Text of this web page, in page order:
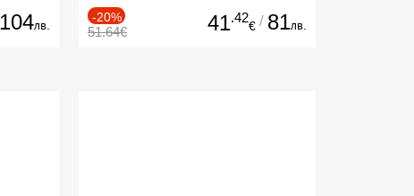
104лв.
-20%
51.64€ 41.42
€ / 81лв.